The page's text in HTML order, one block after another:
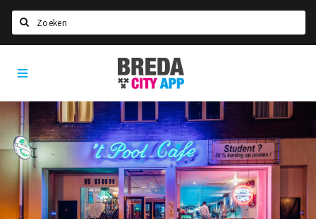
Home
Agenda
Deals
Party pics
Nieuws, interviews & blogs
Eten
Breda
City
App